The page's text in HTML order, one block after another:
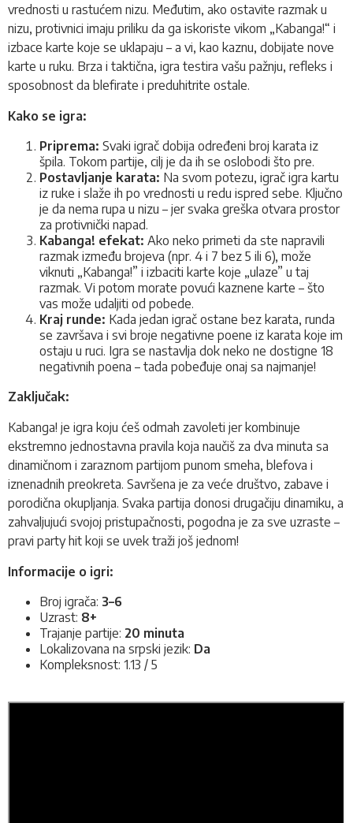
vrednosti u rastućem nizu. Međutim, ako ostavite razmak u
nizu, protivnici imaju priliku da ga iskoriste vikom „Kabanga!“ i
izbace karte koje se uklapaju – a vi, kao kaznu, dobijate nove
karte u ruku. Brza i taktična, igra testira vašu pažnju, refleks i
sposobnost da blefirate i preduhitrite ostale.
Kako se igra:
Priprema: Svaki igrač dobija određeni broj karata iz
špila. Tokom partije, cilj je da ih se oslobodi što pre.
Postavljanje karata: Na svom potezu, igrač igra kartu
iz ruke i slaže ih po vrednosti u redu ispred sebe. Ključno
je da nema rupa u nizu – jer svaka greška otvara prostor
za protivnički napad.
Kabanga! efekat: Ako neko primeti da ste napravili
razmak između brojeva (npr. 4 i 7 bez 5 ili 6), može
viknuti „Kabanga!” i izbaciti karte koje „ulaze” u taj
razmak. Vi potom morate povući kaznene karte – što
vas može udaljiti od pobede.
Kraj runde: Kada jedan igrač ostane bez karata, runda
se završava i svi broje negativne poene iz karata koje im
ostaju u ruci. Igra se nastavlja dok neko ne dostigne 18
negativnih poena – tada pobeđuje onaj sa najmanje!
Zaključak:
Kabanga! je igra koju ćeš odmah zavoleti jer kombinuje
ekstremno jednostavna pravila koja naučiš za dva minuta sa
dinamičnom i zaraznom partijom punom smeha, blefova i
iznenadnih preokreta. Savršena je za veće društvo, zabave i
porodična okupljanja. Svaka partija donosi drugačiju dinamiku, a
zahvaljujući svojoj pristupačnosti, pogodna je za sve uzraste –
pravi party hit koji se uvek traži još jednom!
Informacije o igri:
Broj igrača: 3–6
Uzrast: 8+
Trajanje partije: 20 minuta
Lokalizovana na srpski jezik: Da
Kompleksnost: 1.13 / 5